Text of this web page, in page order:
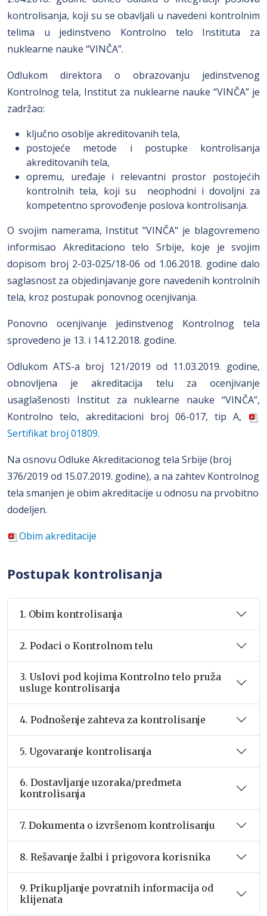
kontrolisanja, koji su se obavljali u navedeni kontrolnim
telima u jedinstveno Kontrolno telo Instituta za
nuklearne nauke “VINČA”.
Odlukom direktora o obrazovanju jedinstvenog
Kontrolnog tela, Institut za nuklearne nauke “VINČA” je
zadržao:
ključno osoblje akreditovanih tela,
postojeće metode i postupke kontrolisanja
akreditovanih tela,
opremu, uređaje i relevantni prostor postojećih
kontrolnih tela, koji su neophodni i dovoljni za
kompetentno sprovođenje poslova kontrolisanja.
O svojim namerama, Institut "VINČA" je blagovremeno
informisao Akreditaciono telo Srbije, koje je svojim
dopisom broj 2-03-025/18-06 od 1.06.2018. godine dalo
saglasnost za objedinjavanje gore navedenih kontrolnih
tela, kroz postupak ponovnog ocenjivanja.
Ponovno ocenjivanje jedinstvenog Kontrolnog tela
sprovedeno je 13. i 14.12.2018. godine.
Odlukom ATS-a broj 121/2019 od 11.03.2019. godine,
obnovljena je akreditacija telu za ocenjivanje
usaglašenosti Institut za nuklearne nauke “VINČA”,
Kontrolno telo, akreditacioni broj 06-017, tip A,
Sertifikat broj 01809.
Na osnovu Odluke Akreditacionog tela Srbije (broj
376/2019 od 15.07.2019. godine), a na zahtev Kontrolnog
tela smanjen je obim akreditacije u odnosu na prvobitno
dodeljen.
Obim akreditacije
Postupak kontrolisanja
1. Obim kontrolisanja
2. Podaci o Kontrolnom telu
3. Uslovi pod kojima Kontrolno telo pruža
usluge kontrolisanja
4. Podnošenje zahteva za kontrolisanje
5. Ugovaranje kontrolisanja
6. Dostavljanje uzoraka/predmeta
kontrolisanja
7. Dokumenta o izvršenom kontrolisanju
8. Rešavanje žalbi i prigovora korisnika
9. Prikupljanje povratnih informacija od
klijenata